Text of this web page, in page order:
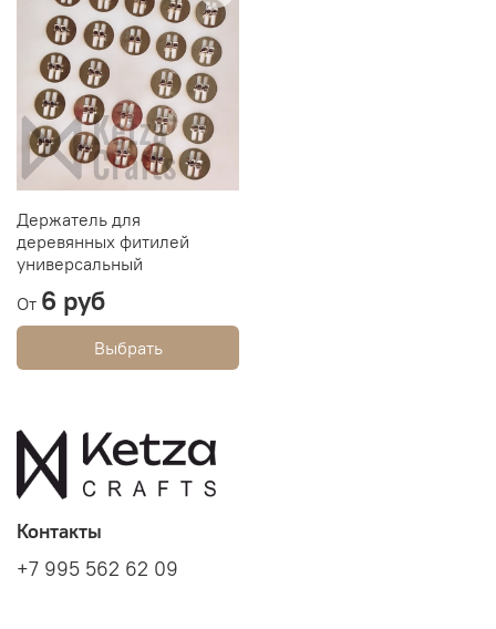
Держатель для
деревянных фитилей
универсальный
От 6 руб
Выбрать
Контакты
+7 995 562 62 09